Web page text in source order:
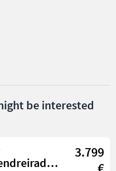
be interested
3.799